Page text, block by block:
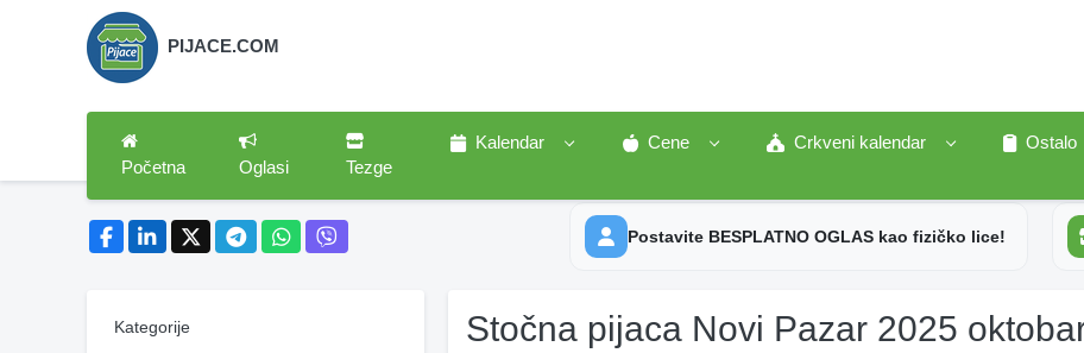
PIJACE.COM
Početna Oglasi Tezge
Kalendar Cene Crkveni kalendar
Ostalo
Postavite BESPLATNO OGLAS kao fizičko lice!
Kategorije Stočna pijaca Novi Pazar 2025